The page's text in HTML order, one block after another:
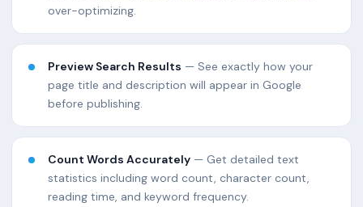
over-optimizing.
Preview Search Results — See exactly how your
page title and description will appear in Google
before publishing.
Count Words Accurately — Get detailed text
statistics including word count, character count,
reading time, and keyword frequency.